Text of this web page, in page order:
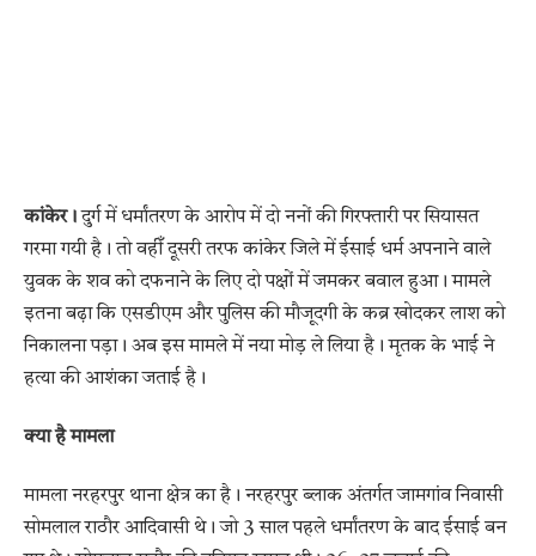
कांकेर। दुर्ग में धर्मांतरण के आरोप में दो ननों की गिरफ्तारी पर सियासत
गरमा गयी है। तो वहीँ दूसरी तरफ कांकेर जिले में ईसाई धर्म अपनाने वाले
युवक के शव को दफनाने के लिए दो पक्षों में जमकर बवाल हुआ। मामले
इतना बढ़ा कि एसडीएम और पुलिस की मौजूदगी के कब्र खोदकर लाश को
निकालना पड़ा। अब इस मामले में नया मोड़ ले लिया है। मृतक के भाई ने
हत्या की आशंका जताई है।
क्या है मामला
मामला नरहरपुर थाना क्षेत्र का है। नरहरपुर ब्लाक अंतर्गत जामगांव निवासी
सोमलाल राठौर आदिवासी थे। जो 3 साल पहले धर्मांतरण के बाद ईसाई बन